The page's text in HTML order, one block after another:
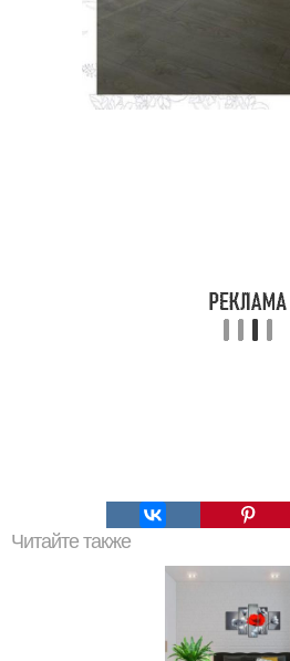
Читайте также